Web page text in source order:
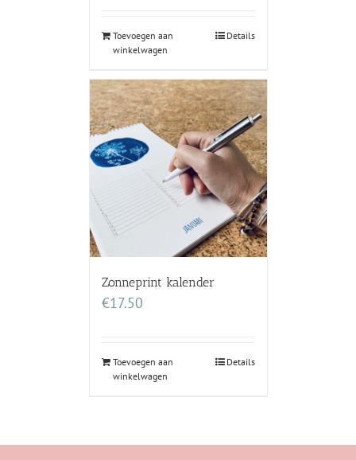
Toevoegen aan
winkelwagen
Details
Zonneprint kalender
€17.50
Toevoegen aan
winkelwagen
Details